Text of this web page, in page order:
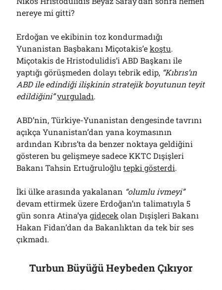
nereye mi gitti?
Erdoğan ve ekibinin toz kondurmadığı
Yunanistan Başbakanı Miçotakis’ekoştu.
Miçotakis de Hristodulidis’i ABD Başkanı ile
yaptığı görüşmeden dolayı tebrik edip, “Kıbrıs’ın
ABD ile edindiği ilişkinin stratejik boyutunun teyit
edildiğini”vurguladı.
ABD’nin, Türkiye-Yunanistan dengesinde tavrını
açıkça Yunanistan’dan yana koymasının
ardından Kıbrıs’ta da benzer noktaya geldiğini
gösteren bu gelişmeye sadece KKTC Dışişleri
Bakanı Tahsin Ertuğruloğlutepki gösterdi.
İki ülke arasında yakalanan “olumlu ivmeyi”
devam ettirmek üzere Erdoğan’ın talimatıyla 5
gün sonra Atina’yagidecek olan Dışişleri Bakanı
Hakan Fidan’dan da Bakanlıktan da tek bir ses
çıkmadı.
Turbun Büyüğü Heybeden Çıkıyor